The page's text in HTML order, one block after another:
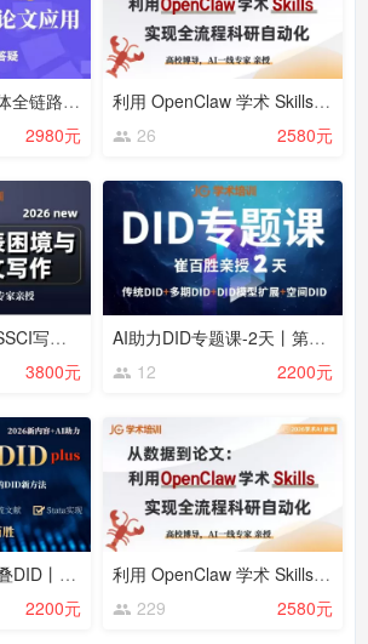
Claude Code智能体全链路与科研论文应用20260503-0504
2980元
利用 OpenClaw 学术 Skills实现全流程科研自动化【202605】
26
2580元
Claude+GPT突破SSCI写作发表困境 2026new
3800元
AI助力DID专题课-2天丨第18期
12
2200元
AI助力DID前沿-交叠DID丨第10期
2200元
利用 OpenClaw 学术 Skills实现全流程科研自动化【202604】
229
2580元